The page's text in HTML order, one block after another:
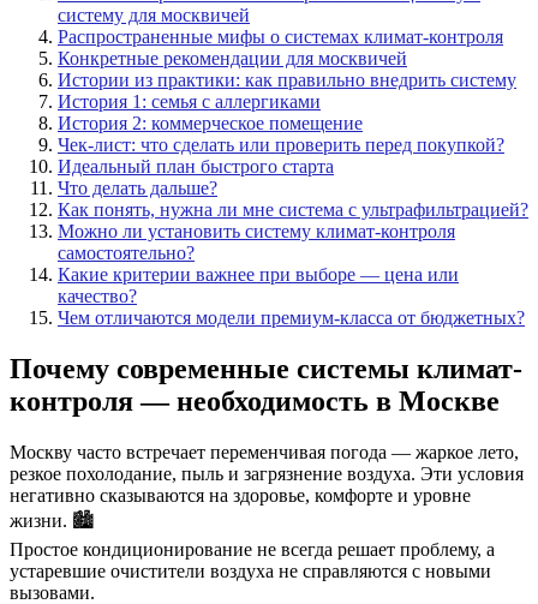
систему для москвичей
Распространенные мифы о системах климат-контроля
Конкретные рекомендации для москвичей
Истории из практики: как правильно внедрить систему
История 1: семья с аллергиками
История 2: коммерческое помещение
Чек-лист: что сделать или проверить перед покупкой?
Идеальный план быстрого старта
Что делать дальше?
Как понять, нужна ли мне система с ультрафильтрацией?
Можно ли установить систему климат-контроля
самостоятельно?
Какие критерии важнее при выборе — цена или
качество?
Чем отличаются модели премиум-класса от бюджетных?
Почему современные системы климат-
контроля — необходимость в Москве
Москву часто встречает переменчивая погода — жаркое лето,
резкое похолодание, пыль и загрязнение воздуха. Эти условия
негативно сказываются на здоровье, комфорте и уровне
жизни. 🏙️
Простое кондиционирование не всегда решает проблему, а
устаревшие очистители воздуха не справляются с новыми
вызовами.